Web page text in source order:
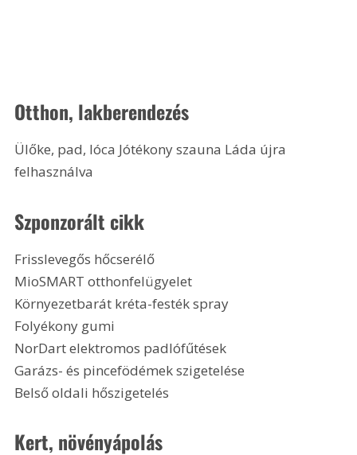
Otthon, lakberendezés
Ülőke, pad, lóca Jótékony szauna Láda újra
felhasználva
Szponzorált cikk
Frisslevegős hőcserélő
MioSMART otthonfelügyelet
Környezetbarát kréta-festék spray
Folyékony gumi
NorDart elektromos padlófűtések
Garázs- és pincefödémek szigetelése
Belső oldali hőszigetelés
Kert, növényápolás